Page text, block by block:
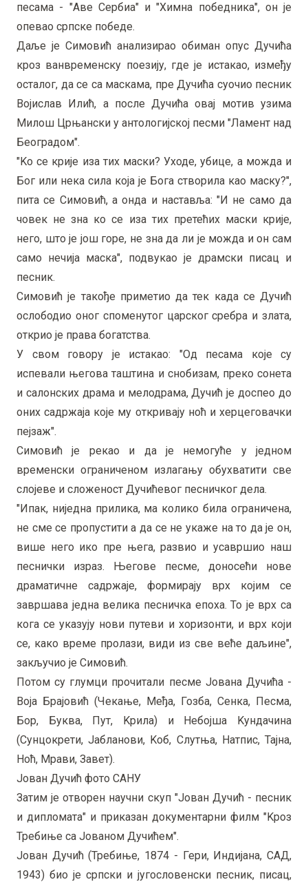
песама - "Аве Сербиа" и "Химна победника", он је
опевао српске победе.
Даље је Симовић анализирао обиман опус Дучића
кроз ванвременску поезију, где је истакао, између
осталог, да се са маскама, пре Дучића суочио песник
Војислав Илић, а после Дучића овај мотив узима
Милош Црњански у антологијској песми "Ламент над
Београдом".
"Kо се крије иза тих маски? Уходе, убице, а можда и
Бог или нека сила која је Бога створила као маску?",
пита се Симовић, а онда и наставља: "И не само да
човек не зна ко се иза тих претећих маски крије,
него, што је још горе, не зна да ли је можда и он сам
само нечија маска", подвукао је драмски писац и
песник.
Симовић је такође приметио да тек када се Дучић
ослободио оног споменутог царског сребра и злата,
открио је права богатства.
У свом говору је истакао: "Од песама које су
испевали његова таштина и снобизам, преко сонета
и салонских драма и мелодрама, Дучић је доспео до
оних садржаја које му откривају ноћ и херцеговачки
пејзаж".
Симовић је рекао и да је немогуће у једном
временски ограниченом излагању обухватити све
слојеве и сложеност Дучићевог песничког дела.
"Ипак, ниједна прилика, ма колико била ограничена,
не сме се пропустити а да се не укаже на то да је он,
више него ико пре њега, развио и усавршио наш
песнички израз. Његове песме, доносећи нове
драматичне садржаје, формирају врх којим се
завршава једна велика песничка епоха. То је врх са
кога се указују нови путеви и хоризонти, и врх који
се, како време пролази, види из све веће даљине",
закључио је Симовић.
Потом су глумци прочитали песме Јована Дучића -
Воја Брајовић (Чекање, Међа, Гозба, Сенка, Песма,
Бор, Буква, Пут, Kрила) и Небојша Kундачина
(Сунцокрети, Јабланови, Kоб, Слутња, Натпис, Тајна,
Ноћ, Мрави, Завет).
Јован Дучић фото САНУ
Затим је отворен научни скуп "Јован Дучић - песник
и дипломата" и приказан документарни филм "Kроз
Требиње са Јованом Дучићем".
Јован Дучић (Требиње, 1874 - Гери, Индијана, САД,
1943) био је српски и југословенски песник, писац,